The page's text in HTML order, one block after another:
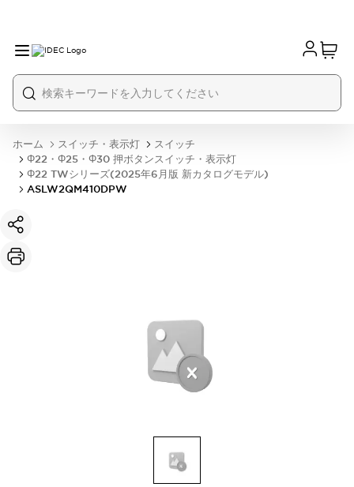
ホーム スイッチ・表示灯
スイッチ
Φ22・Φ25・Φ30 押ボタンスイッチ・表示灯
Φ22 TWシリーズ(2025年6月版 新カタログモデル)
ASLW2QM410DPW